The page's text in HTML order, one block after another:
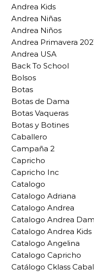
Andrea Kids
Andrea Niñas
Andrea Niños
Andrea Primavera
Andrea USA
Back To School
Bolsos
Botas
Botas de Dama
Botas Vaqueras
Botas y Botines
Caballero
Campaña 2
Capricho
Capricho Inc
Catalogo
Catalogo Adriana
Catalogo Andrea
Catalogo Andrea
Catalogo Andrea Kids
Catalogo Angelina
Catalogo Capricho
Catálogo Cklass